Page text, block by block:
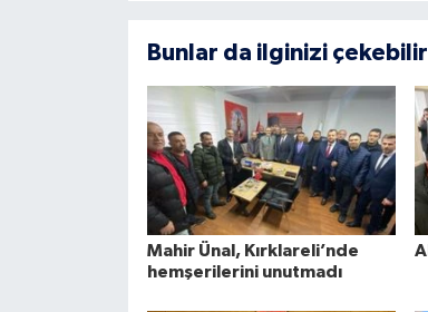
Bunlar da ilginizi çekebilir
Mahir Ünal, Kırklareli’nde
hemşerilerini unutmadı